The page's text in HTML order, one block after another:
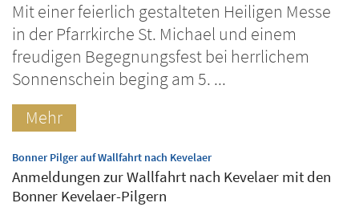
Mit einer feierlich gestalteten Heiligen Messe
in der Pfarrkirche St. Michael und einem
freudigen Begegnungsfest bei herrlichem
Sonnenschein beging am 5. ...
Mehr
Bonner Pilger auf Wallfahrt nach Kevelaer:
Anmeldungen zur Wallfahrt nach Kevelaer mit den
Bonner Kevelaer-Pilgern